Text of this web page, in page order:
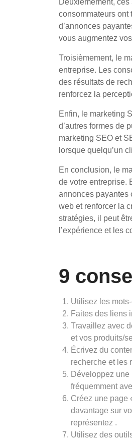
Deuxièmement,
consommateurs ont
d’annonces
vous augmentez
Troisièmement, le
entreprise. Les
des résultats de
renforcez la
Enfin, le marketing
d’autres formes de
marketing SEO et
lorsque quelqu’un
En conclusion, le
de votre entreprise.
annonces payantes
web et renforcer la
stratégies, il peut
l’expérience et les
9
Utilisez les
Faites des liens
Travaillez avec
et vos produits/
Écrivez du
recherche et les
Développez
fréquemment
Créez une page
davantage sur
représentez .
Utilisez des